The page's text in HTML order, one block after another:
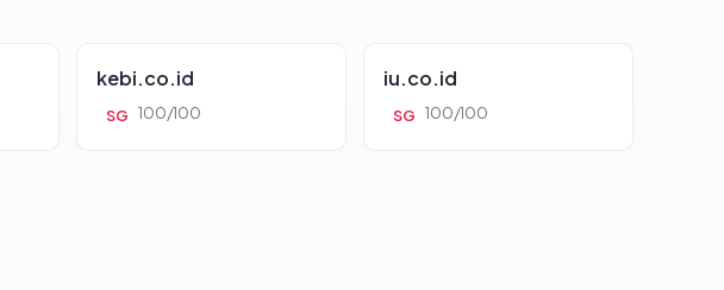
kebi.co.id
SG 100/100
iu.co.id
SG 100/100